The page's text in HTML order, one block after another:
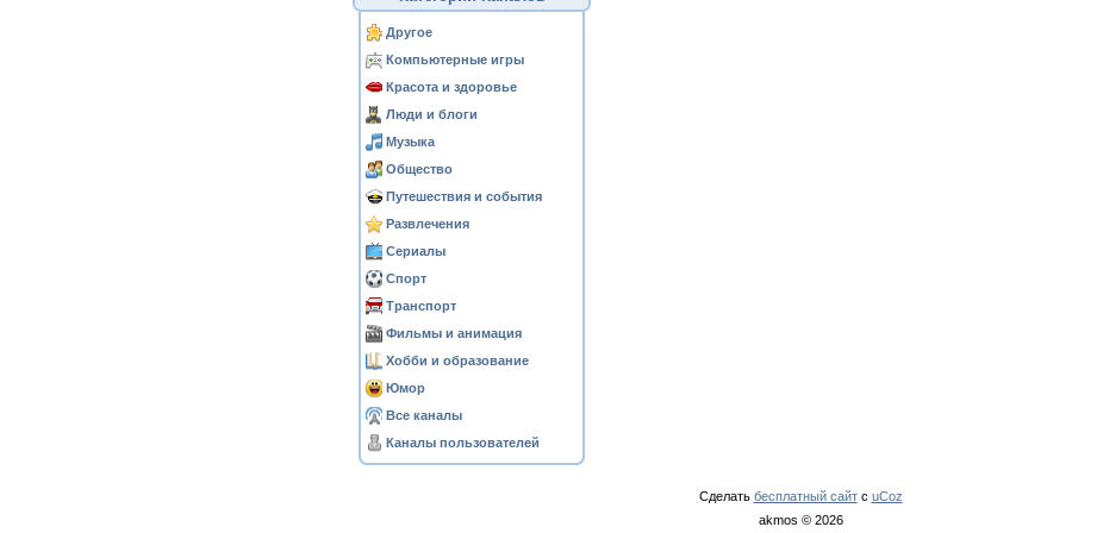
Другое
Компьютерные игры
Красота и здоровье
Люди и блоги
Музыка
Общество
Путешествия и события
Развлечения
Сериалы
Спорт
Транспорт
Фильмы и анимация
Хобби и образование
Юмор
Все каналы
Каналы пользователей
Сделать бесплатный сайтс uCoz
akmos © 2026